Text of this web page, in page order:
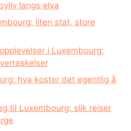
langs elva
liten stat, store
i Luxembourg:
hva koster det egentlig å
til Luxembourg: slik reiser